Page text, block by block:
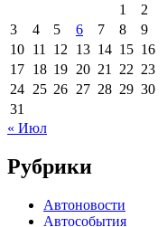
1
2
3
4 5 6 7 8
9
10 11 12 13 14 15 16
17 18 19 20 21 22 23
24 25 26 27 28 29 30
31
« Июл
Рубрики
Автоновости
Автособытия